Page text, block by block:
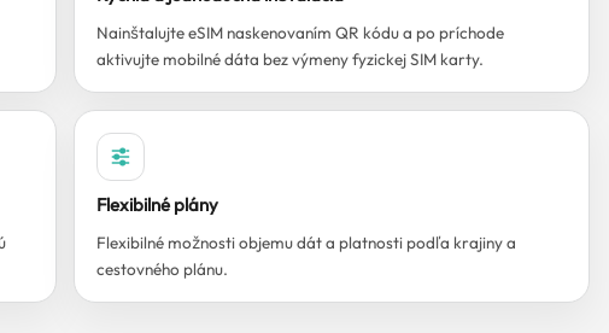
Nainštalujte eSIM naskenovaním QR kódu a po príchode
aktivujte mobilné dáta bez výmeny fyzickej SIM karty.
Flexibilné plány
Flexibilné možnosti objemu dát a platnosti podľa krajiny a
cestovného plánu.